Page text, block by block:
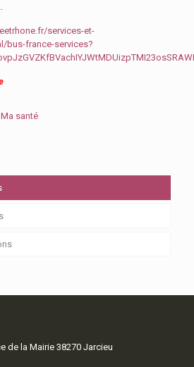
services-et-
bus-france-services?
santé
de la Mairie 38270 Jarcieu